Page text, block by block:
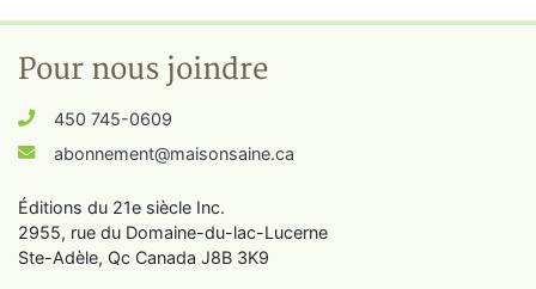
Pour nous joindre
450 745-0609
abonnement@maisonsaine.ca
Éditions du 21e siècle Inc.
2955, rue du Domaine-du-lac-Lucerne
Ste-Adèle, Qc Canada J8B 3K9